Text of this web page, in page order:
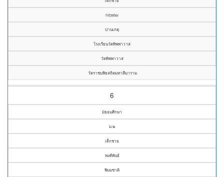
กฤษณะ
ปานเกตุ
โรงเรียนวัดทิพพาวาส
วัดทิพพาวาส
วัดราชบพิธสถิตมหาสีมาราม
6
มัธยมศึกษา
ม.๒
เด็กชาย
พงศ์พันธ์
พิมมชาติ